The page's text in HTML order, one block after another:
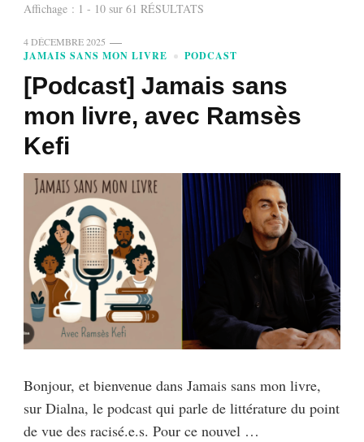
Affichage : 1 - 10 sur 61 RÉSULTATS
4 DÉCEMBRE 2025
JAMAIS SANS MON LIVRE PODCAST
[Podcast] Jamais sans
mon livre, avec Ramsès
Kefi
Bonjour, et bienvenue dans Jamais sans mon livre,
sur Dialna, le podcast qui parle de littérature du point
de vue des racisé.e.s. Pour ce nouvel …